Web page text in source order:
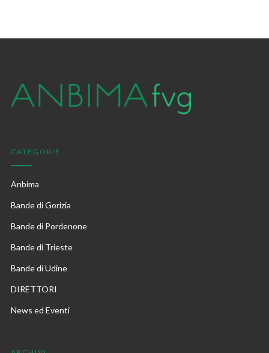
CATEGORIE
Anbima
Bande di Gorizia
Bande di Pordenone
Bande di Trieste
Bande di Udine
DIRETTORI
News ed Eventi